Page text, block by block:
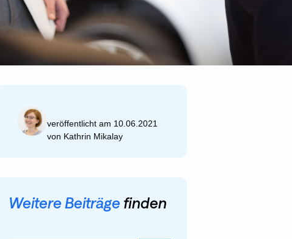
veröffentlicht am 10.06.2021
von Kathrin Mikalay
Weitere Beiträge finden